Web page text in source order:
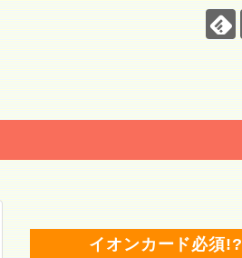
イオンカード必須!?